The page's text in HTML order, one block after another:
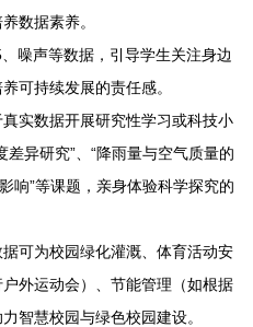
数据素养。
噪声等数据，引导学生关注身边
可持续发展的责任感。
真实数据开展研究性学习或科技小
异研究”、“降雨量与空气质量的
响”等课题，亲身体验科学探究的
据可为校园绿化灌溉、体育活动安
外运动会）、节能管理（如根据
智慧校园与绿色校园建设。